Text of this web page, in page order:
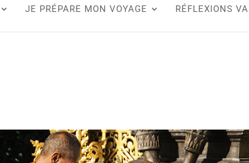
JE PRÉPARE MON VOYAGE RÉFLEXIONS